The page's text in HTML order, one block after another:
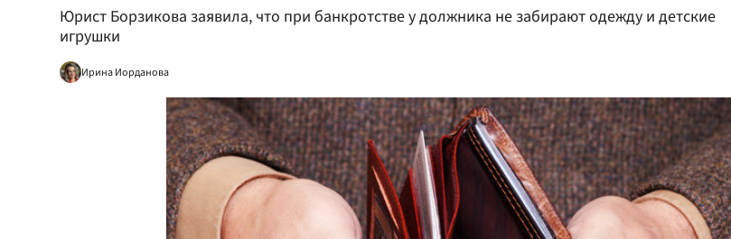
Юрист Борзикова заявила, что при банкротстве у должника не забирают одежду и детские
игрушки
Ирина Иорданова